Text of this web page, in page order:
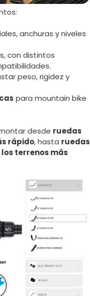
anchuras y niveles
con distintos
peso, rigidez y
para mountain bike
desde ruedas
rápido, hasta ruedas
terrenos más